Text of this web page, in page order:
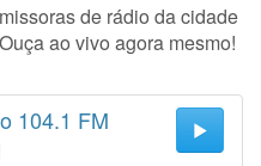
de rádio da cidade
ao vivo agora mesmo!
104.1 FM